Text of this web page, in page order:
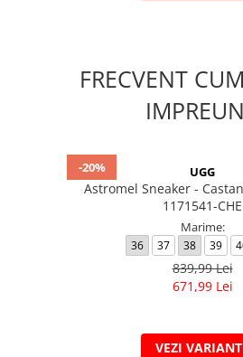
FRECVENT
-20% UGG
Astromel Sneaker -
1171541-CHE
Marime:
36 37 38 39
839,99 Lei
671,99 Lei
VEZI